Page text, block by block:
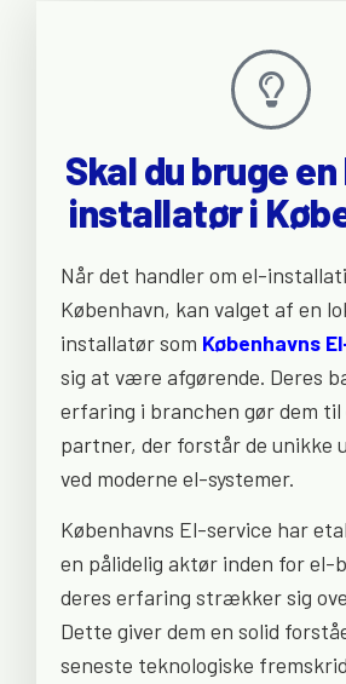
Skal du bruge
installatør i
Når det handler om el-
København, kan valget af en
installatør som Københavns
sig at være afgørende. Deres
erfaring i branchen gør dem til
partner, der forstår de unikke
ved moderne el-systemer.
Københavns El-service har
en pålidelig aktør inden for el-
deres erfaring strækker sig
Dette giver dem en solid
seneste teknologiske